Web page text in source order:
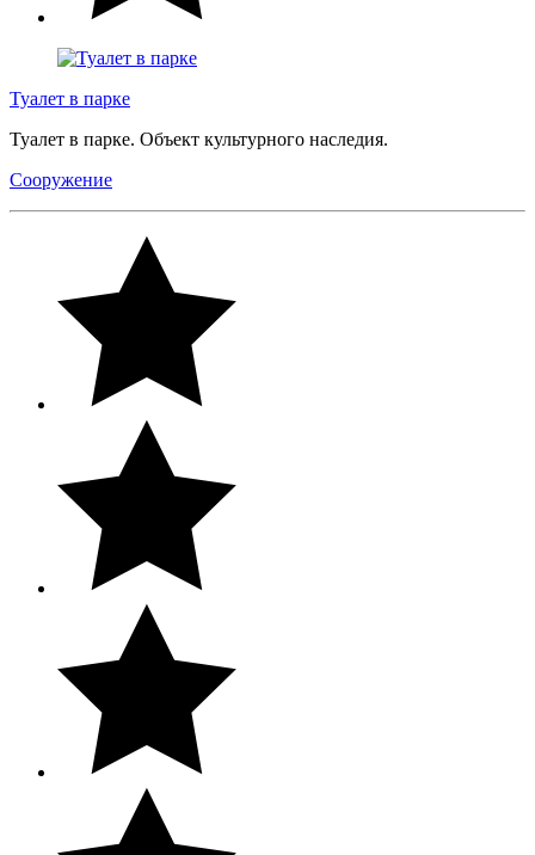
Туалет в парке
Туалет в парке. Объект культурного наследия.
Сооружение